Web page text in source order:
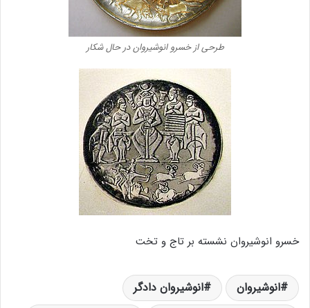
طرحی از خسرو انوشیروان در حال شکار
خسرو انوشیروان نشسته بر تاج و تخت
انوشیروان
انوشیروان دادگر